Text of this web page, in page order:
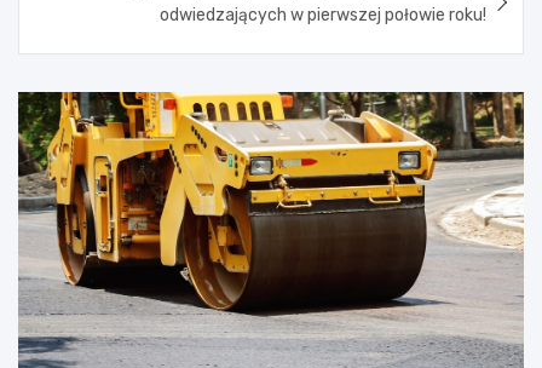
odwiedzających w pierwszej połowie roku!